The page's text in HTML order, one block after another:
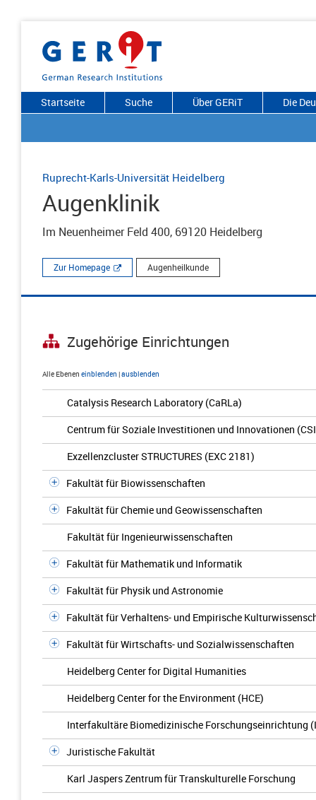
Startseite Suche Über GERiT Die
Ruprecht-Karls-Universität Heidelberg
Augenklinik
Im Neuenheimer Feld 400, 69120 Heidelberg
Zur Homepage Augenheilkunde
Zugehörige Einrichtungen
Alle Ebenen einblenden |ausblenden
Catalysis Research Laboratory (CaRLa)
Centrum für Soziale Investitionen und Innovationen
Exzellenzcluster STRUCTURES (EXC 2181)
Fakultät für Biowissenschaften
Fakultät für Chemie und Geowissenschaften
Fakultät für Ingenieurwissenschaften
Fakultät für Mathematik und Informatik
Fakultät für Physik und Astronomie
Fakultät für Verhaltens- und Empirische
Fakultät für Wirtschafts- und Sozialwissenschaften
Heidelberg Center for Digital Humanities
Heidelberg Center for the Environment (HCE)
Interfakultäre Biomedizinische Forschungseinrichtung
Juristische Fakultät
Karl Jaspers Zentrum für Transkulturelle Forschung